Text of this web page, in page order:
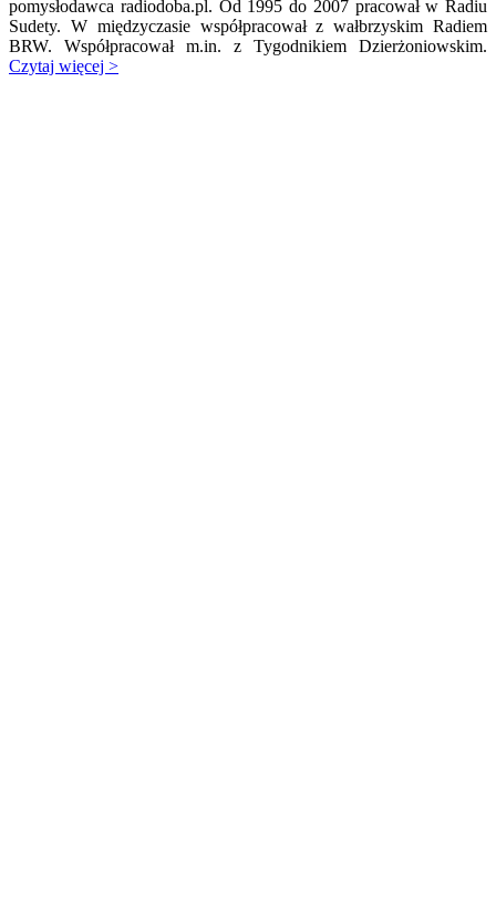
pomysłodawca radiodoba.pl. Od 1995 do 2007 pracował w Radiu
Sudety. W międzyczasie współpracował z wałbrzyskim Radiem
BRW. Współpracował m.in. z Tygodnikiem Dzierżoniowskim.
Czytaj więcej >